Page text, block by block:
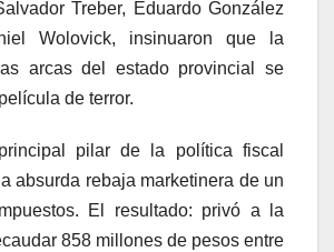
Treber, Eduardo González
Wolovick, insinuaron que la
arcas del estado provincial se
de terror.
pilar de la política fiscal
absurda rebaja marketinera de un
El resultado: privó a la
858 millones de pesos entre